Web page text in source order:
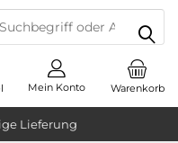
Lieferung
Warenkorb
Mein Konto